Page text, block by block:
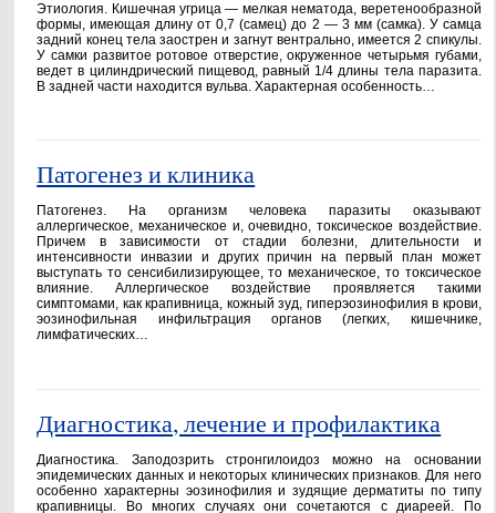
Этиология. Кишечная угрица — мелкая нематода, веретенообразной
формы, имеющая длину от 0,7 (самец) до 2 — 3 мм (самка). У самца
задний конец тела заострен и загнут вентрально, имеется 2 спикулы.
У самки развитое ротовое отверстие, окруженное четырьмя губами,
ведет в цилиндрический пищевод, равный 1/4 длины тела паразита.
В задней части находится вульва. Характерная особенность…
Патогенез и клиника
Патогенез. На организм человека паразиты оказывают
аллергическое, механическое и, очевидно, токсическое воздействие.
Причем в зависимости от стадии болезни, длительности и
интенсивности инвазии и других причин на первый план может
выступать то сенсибилизирующее, то механическое, то токсическое
влияние. Аллергическое воздействие проявляется такими
симптомами, как крапивница, кожный зуд, гиперэозинофилия в крови,
эозинофильная инфильтрация органов (легких, кишечнике,
лимфатических…
Диагностика, лечение и профилактика
Диагностика. Заподозрить стронгилоидоз можно на основании
эпидемических данных и некоторых клинических признаков. Для него
особенно характерны эозинофилия и зудящие дерматиты по типу
крапивницы. Во многих случаях они сочетаются с диареей. По